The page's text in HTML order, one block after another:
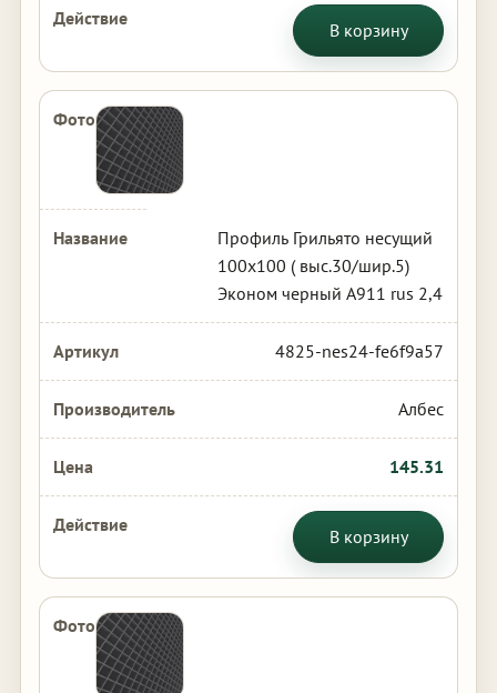
В корзину
Профиль Грильято несущий
100х100 ( выс.30/шир.5)
Эконом черный А911 rus 2,4
4825-nes24-fe6f9a57
Албес
145.31
В корзину